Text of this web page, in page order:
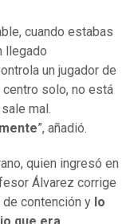
cuando estabas
llegado
un jugador de
centro solo, no está
mal.
”, añadió.
quien ingresó en
Álvarez corrige
contención y lo